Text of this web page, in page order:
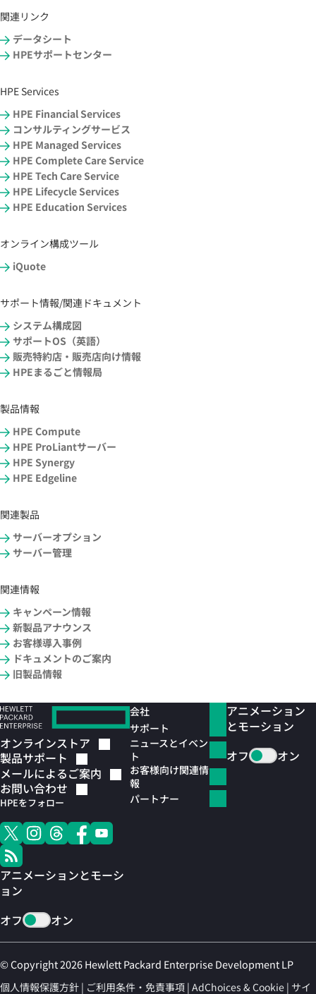
関連リンク
データシート
HPEサポートセンター
HPE Services
HPE Financial Services
コンサルティングサービス
HPE Managed Services
HPE Complete Care Service
HPE Tech Care Service
HPE Lifecycle Services
HPE Education Services
オンライン構成ツール
iQuote
サポート情報/関連ドキュメント
システム構成図
サポートOS（英語）
販売特約店・販売店向け情報
HPEまるごと情報局
製品情報
HPE Compute
HPE ProLiantサーバー
HPE Synergy
HPE Edgeline
関連製品
サーバーオプション
サーバー管理
関連情報
キャンペーン情報
新製品アナウンス
お客様導入事例
ドキュメントのご案内
旧製品情報
オンラインストア
製品サポート
メールによるご案内
お問い合わせ
HPEをフォロー
アニメーションとモーシ
ョン
オフ
オン
会社
サポート
ニュースとイベン
ト
お客様向け関連情
報
パートナー
アニメーション
とモーション
オフ
オン
© Copyright 2026 Hewlett Packard Enterprise Development LP
個人情報保護方針 ご利用条件・免責事項 AdChoices & Cookie サイ